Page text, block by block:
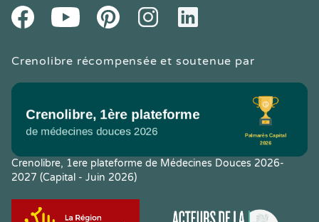
FacebookYoutube PinteresetInstagramLinkedIn
Crenolibre récompensée et soutenue par
Crenolibre, 1ere plateforme de Médecines Douces 2026-
2027 (Capital - Juin 2026)